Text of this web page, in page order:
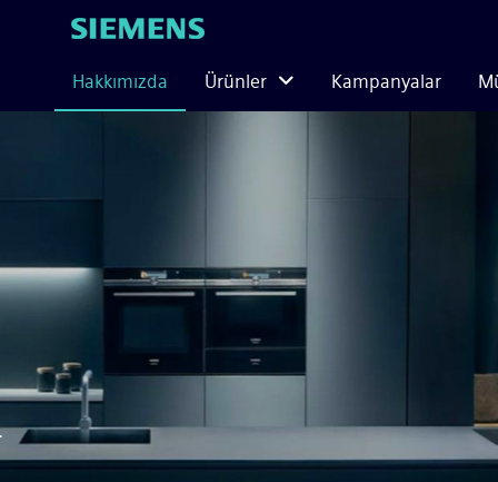
Hakkımızda Ürünler Kampanyalar